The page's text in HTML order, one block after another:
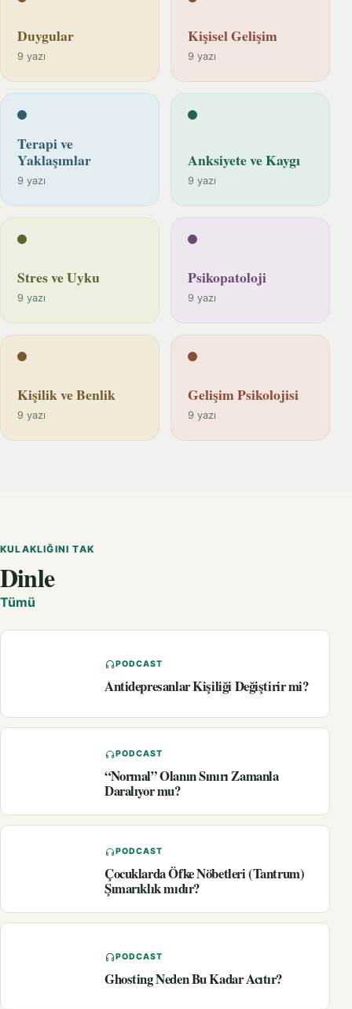
Duygular
9 yazı
Kişisel Gelişim
9 yazı
Terapi ve
Yaklaşımlar
9 yazı
Anksiyete ve Kaygı
9 yazı
Stres ve Uyku
9 yazı
Psikopatoloji
9 yazı
Kişilik ve Benlik
9 yazı
Gelişim Psikolojisi
9 yazı
KULAKLIĞINI TAK
Dinle
Tümü
PODCAST
Antidepresanlar Kişiliği Değiştirir mi?
PODCAST
“Normal” Olanın Sınırı Zamanla
Daralıyor mu?
PODCAST
Çocuklarda Öfke Nöbetleri (Tantrum)
Şımarıklık mıdır?
PODCAST
Ghosting Neden Bu Kadar Acıtır?